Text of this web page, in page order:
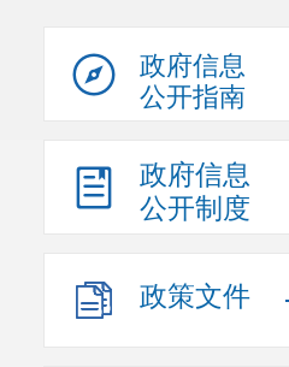
政府信息
公开指南
政府信息
公开制度
政策文件